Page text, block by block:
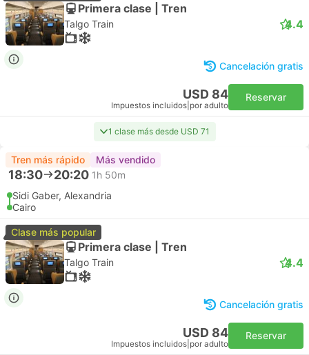
Primera clase | Tren
Talgo Train 4.4
Cancelación gratis
USD 84
Impuestos incluidos por adulto
Reservar
1 clase más desde USD 71
Tren más rápido Más vendido
18:30 20:20 1h 50m
Sidi Gaber, Alexandria
Cairo
Clase más popular
Primera clase | Tren
Talgo Train 4.4
Cancelación gratis
USD 84
Impuestos incluidos por adulto
Reservar